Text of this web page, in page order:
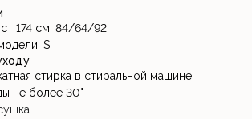
174 см, 84/64/92
S
стирка в стиральной машине
не более 30°